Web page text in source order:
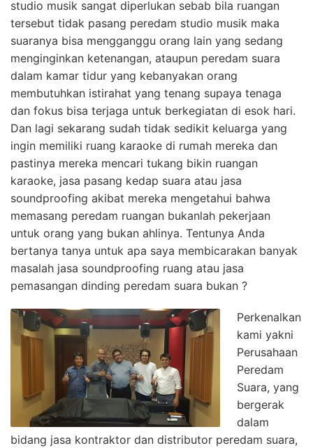
studio musik sangat diperlukan sebab bila ruangan
tersebut tidak pasang peredam studio musik maka
suaranya bisa mengganggu orang lain yang sedang
menginginkan ketenangan, ataupun peredam suara
dalam kamar tidur yang kebanyakan orang
membutuhkan istirahat yang tenang supaya tenaga
dan fokus bisa terjaga untuk berkegiatan di esok hari.
Dan lagi sekarang sudah tidak sedikit keluarga yang
ingin memiliki ruang karaoke di rumah mereka dan
pastinya mereka mencari tukang bikin ruangan
karaoke, jasa pasang kedap suara atau jasa
soundproofing akibat mereka mengetahui bahwa
memasang peredam ruangan bukanlah pekerjaan
untuk orang yang bukan ahlinya. Tentunya Anda
bertanya tanya untuk apa saya membicarakan banyak
masalah jasa soundproofing ruang atau jasa
pemasangan dinding peredam suara bukan ?
Perkenalkan
kami yakni
Perusahaan
Peredam
Suara, yang
bergerak
dalam
bidang jasa kontraktor dan distributor peredam suara,